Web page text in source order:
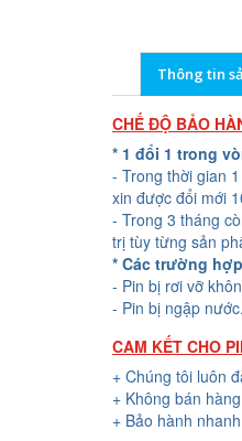
Thông tin
CHẾ ĐỘ BẢO
* 1 đổi 1 trong
- Trong thời gian
xin được đổi mới
- Trong 3 tháng
trị tùy từng sản
* Các trường
- Pin bị rơi vỡ
- Pin bị ngập nước.
CAM KẾT CHO
+ Chúng tôi luôn
+ Không bán
+ Bảo hành